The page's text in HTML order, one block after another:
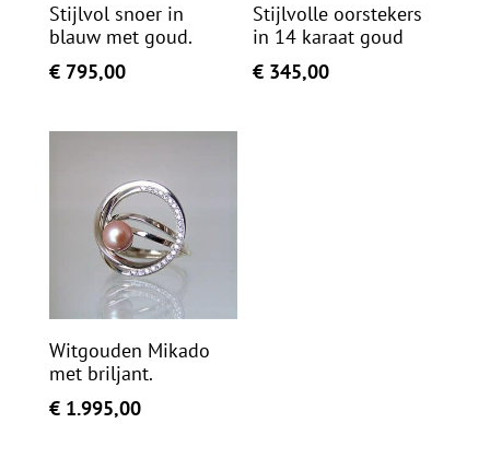
Stijlvol snoer in
blauw met goud.
€795,00
Stijlvolle oorstekers
in 14 karaat goud
€ 345,00
Witgouden Mikado
met briljant.
€1.995,00